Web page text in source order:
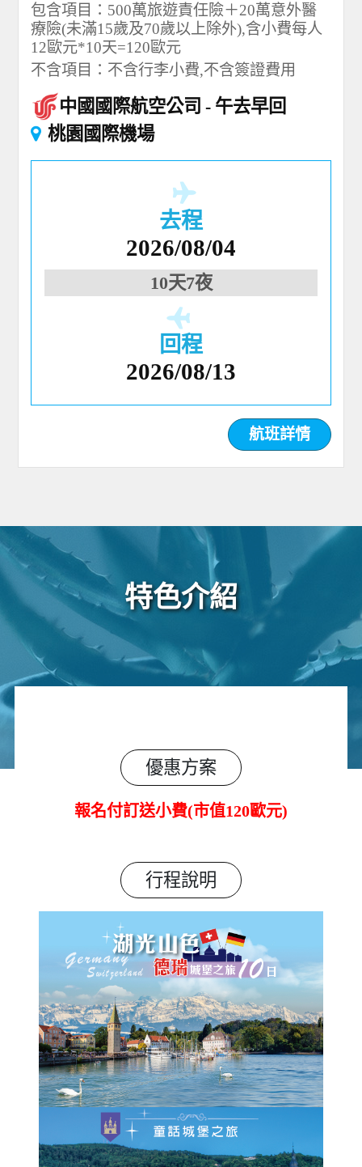
包含項目：500萬旅遊責任險＋20萬意外醫
療險(未滿15歲及70歲以上除外),含小費每人
12歐元*10天=120歐元
不含項目：不含行李小費,不含簽證費用
中國國際航空公司
午去早回
桃園國際機場
去程
2026/08/04
10天7夜
回程
2026/08/13
航班詳情
特色介紹
優惠方案
報名付訂送小費(市值120歐元)
行程說明